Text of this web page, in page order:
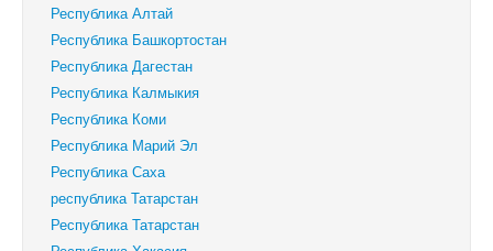
Республика Алтай
Республика Башкортостан
Республика Дагестан
Республика Калмыкия
Республика Коми
Республика Марий Эл
Республика Саха
республика Татарстан
Республика Татарстан